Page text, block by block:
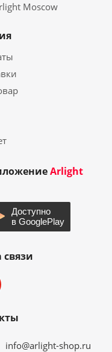
Moscow
Arlight
связи
info@arlight-shop.ru